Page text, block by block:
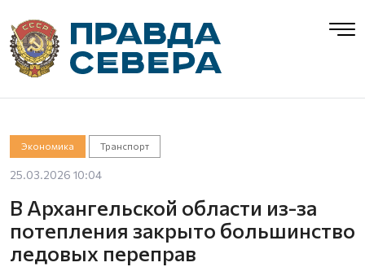
Экономика Транспорт
25.03.2026 10:04
В Архангельской области из-за
потепления закрыто большинство
ледовых переправ